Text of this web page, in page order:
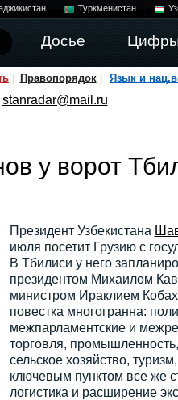
Туркменистан
Досье
Правопорядок Язык и
stanradar@mail.ru
у ворот
Президент Узбекистана
июля посетит Грузию с
В Тбилиси у него
президентом Михаилом
министром Ираклием
повестка многогранна:
межпарламентские и
торговля,
сельское хозяйство,
ключевым пунктом все же
логистика и расширение